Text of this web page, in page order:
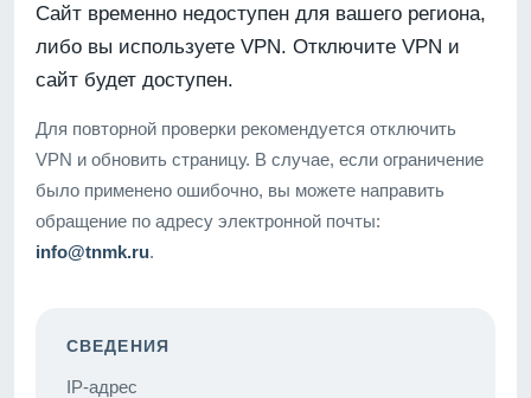
Сайт временно недоступен для вашего региона,
либо вы используете VPN. Отключите VPN и
сайт будет доступен.
Для повторной проверки рекомендуется отключить
VPN и обновить страницу. В случае, если ограничение
было применено ошибочно, вы можете направить
обращение по адресу электронной почты:
info@tnmk.ru.
СВЕДЕНИЯ
IP-адрес